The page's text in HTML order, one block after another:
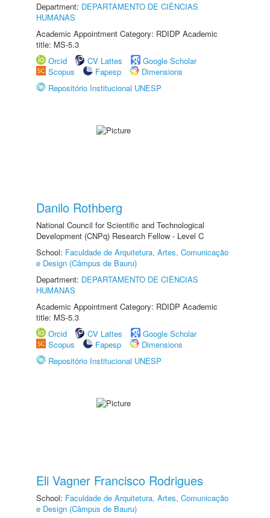
Department: DEPARTAMENTO DE CIÊNCIAS
HUMANAS
Academic Appointment Category: RDIDP Academic
title: MS-5.3
Orcid
CV Lattes
Google Scholar
Scopus
Fapesp
Dimensions
Repositório Institucional UNESP
Danilo Rothberg
National Council for Scientific and Technological
Development (CNPq) Research Fellow - Level C
School: Faculdade de Arquitetura, Artes, Comunicação
e Design (Câmpus de Bauru)
Department: DEPARTAMENTO DE CIÊNCIAS
HUMANAS
Academic Appointment Category: RDIDP Academic
title: MS-5.3
Orcid
CV Lattes
Google Scholar
Scopus
Fapesp
Dimensions
Repositório Institucional UNESP
Eli Vagner Francisco Rodrigues
School: Faculdade de Arquitetura, Artes, Comunicação
e Design (Câmpus de Bauru)